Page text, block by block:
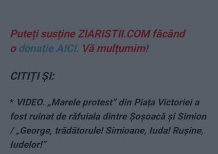
Puteți susține ZIARISTII.COM făcând
o donație AICI. Vă mulțumim!
CITIȚI ȘI:
* VIDEO. „Marele protest” din Piața Victoriei a
fost ruinat de răfuiala dintre Șoșoacă și Simion
/ „George, trădătorule! Simioane, Iuda! Rușine,
Iudelor!”